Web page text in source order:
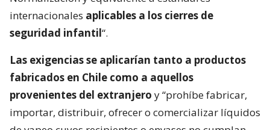
internacionales aplicables a los cierres de
seguridad infantil“.
Las exigencias se aplicarían tanto a productos
fabricados en Chile como a aquellos
provenientes del extranjero y “prohíbe fabricar,
importar, distribuir, ofrecer o comercializar líquidos